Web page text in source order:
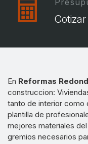
En Reformas
construccion:
tanto de interior como
plantilla de
mejores materiales
gremios necesarios